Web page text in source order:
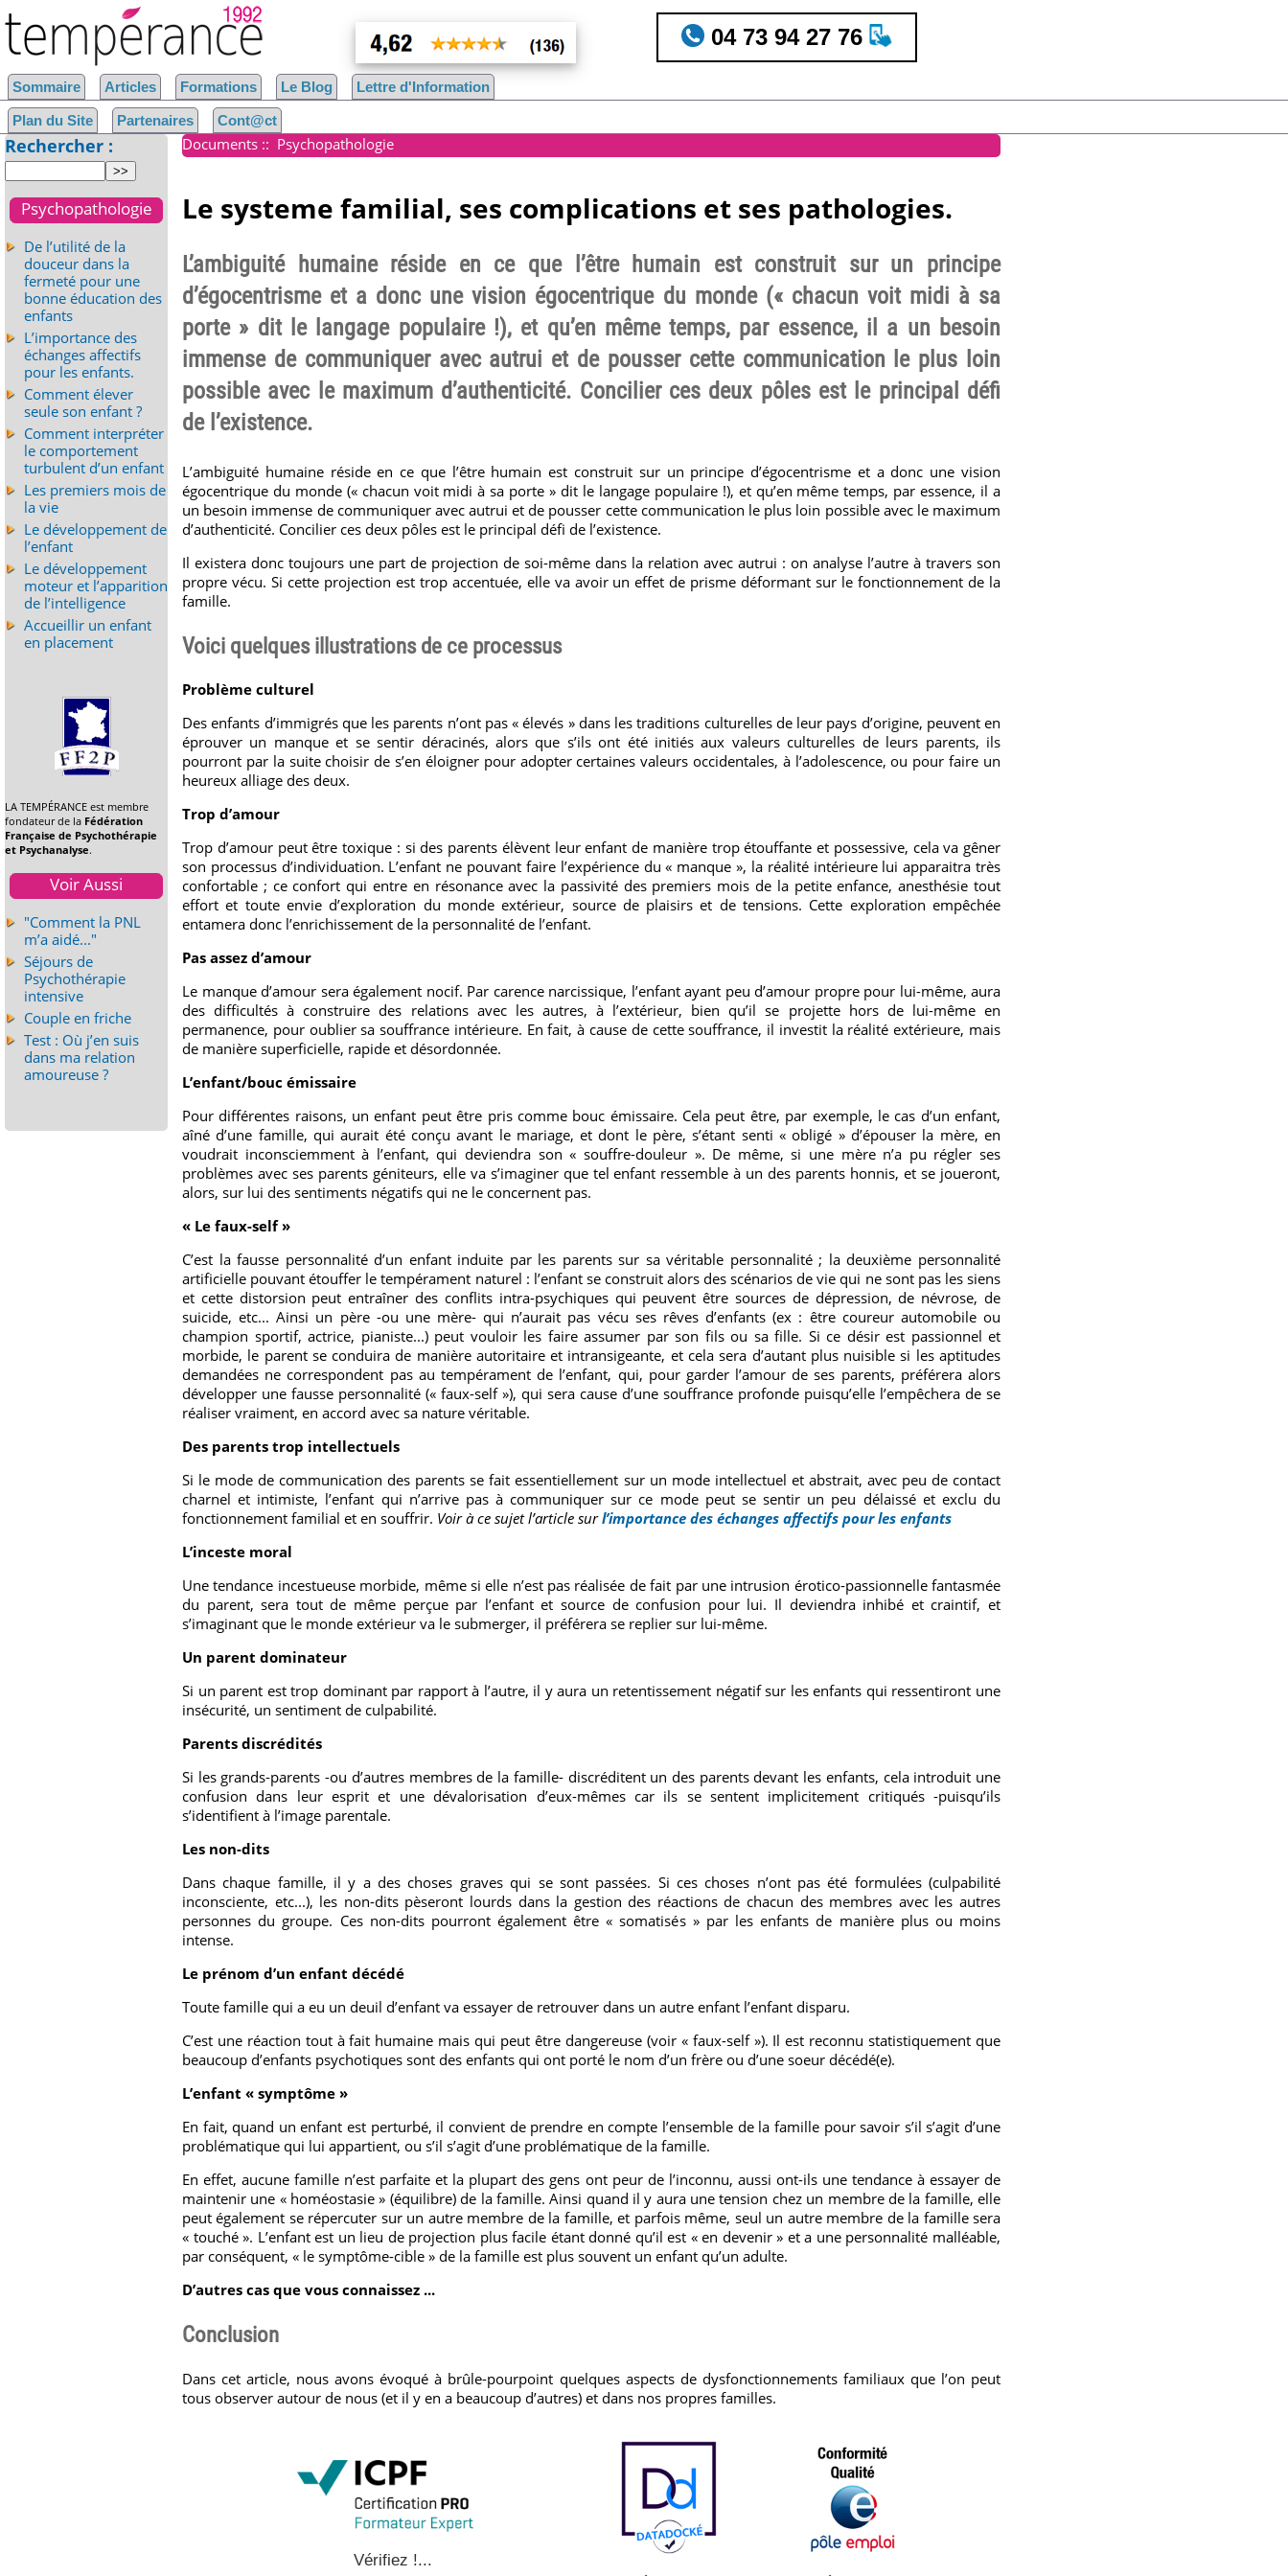
Documents :: Psychopathologie
Le systeme familial, ses complications et ses pathologies.
L’ambiguité humaine réside en ce que l’être humain est construit sur un principe
d’égocentrisme et a donc une vision égocentrique du monde (« chacun voit midi à sa
porte » dit le langage populaire !), et qu’en même temps, par essence, il a un besoin
immense de communiquer avec autrui et de pousser cette communication le plus loin
possible avec le maximum d’authenticité. Concilier ces deux pôles est le principal défi
de l’existence.
L’ambiguité humaine réside en ce que l’être humain est construit sur un principe d’égocentrisme et a donc une vision
égocentrique du monde (« chacun voit midi à sa porte » dit le langage populaire !), et qu’en même temps, par essence, il a
un besoin immense de communiquer avec autrui et de pousser cette communication le plus loin possible avec le maximum
d’authenticité. Concilier ces deux pôles est le principal défi de l’existence.
Il existera donc toujours une part de projection de soi-même dans la relation avec autrui : on analyse l’autre à travers son
propre vécu. Si cette projection est trop accentuée, elle va avoir un effet de prisme déformant sur le fonctionnement de la
famille.
Voici quelques illustrations de ce processus
Problème culturel
Des enfants d’immigrés que les parents n’ont pas « élevés » dans les traditions culturelles de leur pays d’origine, peuvent en
éprouver un manque et se sentir déracinés, alors que s’ils ont été initiés aux valeurs culturelles de leurs parents, ils
pourront par la suite choisir de s’en éloigner pour adopter certaines valeurs occidentales, à l’adolescence, ou pour faire un
heureux alliage des deux.
Trop d’amour
Trop d’amour peut être toxique : si des parents élèvent leur enfant de manière trop étouffante et possessive, cela va gêner
son processus d’individuation. L’enfant ne pouvant faire l’expérience du « manque », la réalité intérieure lui apparaitra très
confortable ; ce confort qui entre en résonance avec la passivité des premiers mois de la petite enfance, anesthésie tout
effort et toute envie d’exploration du monde extérieur, source de plaisirs et de tensions. Cette exploration empêchée
entamera donc l’enrichissement de la personnalité de l’enfant.
Pas assez d’amour
Le manque d’amour sera également nocif. Par carence narcissique, l’enfant ayant peu d’amour propre pour lui-même, aura
des difficultés à construire des relations avec les autres, à l’extérieur, bien qu’il se projette hors de lui-même en
permanence, pour oublier sa souffrance intérieure. En fait, à cause de cette souffrance, il investit la réalité extérieure, mais
de manière superficielle, rapide et désordonnée.
L’enfant/bouc émissaire
Pour différentes raisons, un enfant peut être pris comme bouc émissaire. Cela peut être, par exemple, le cas d’un enfant,
aîné d’une famille, qui aurait été conçu avant le mariage, et dont le père, s’étant senti « obligé » d’épouser la mère, en
voudrait inconsciemment à l’enfant, qui deviendra son « souffre-douleur ». De même, si une mère n’a pu régler ses
problèmes avec ses parents géniteurs, elle va s’imaginer que tel enfant ressemble à un des parents honnis, et se joueront,
alors, sur lui des sentiments négatifs qui ne le concernent pas.
« Le faux-self »
C’est la fausse personnalité d’un enfant induite par les parents sur sa véritable personnalité ; la deuxième personnalité
artificielle pouvant étouffer le tempérament naturel : l’enfant se construit alors des scénarios de vie qui ne sont pas les siens
et cette distorsion peut entraîner des conflits intra-psychiques qui peuvent être sources de dépression, de névrose, de
suicide, etc... Ainsi un père -ou une mère- qui n’aurait pas vécu ses rêves d’enfants (ex : être coureur automobile ou
champion sportif, actrice, pianiste...) peut vouloir les faire assumer par son fils ou sa fille. Si ce désir est passionnel et
morbide, le parent se conduira de manière autoritaire et intransigeante, et cela sera d’autant plus nuisible si les aptitudes
demandées ne correspondent pas au tempérament de l’enfant, qui, pour garder l’amour de ses parents, préférera alors
développer une fausse personnalité (« faux-self »), qui sera cause d’une souffrance profonde puisqu’elle l’empêchera de se
réaliser vraiment, en accord avec sa nature véritable.
Des parents trop intellectuels
Si le mode de communication des parents se fait essentiellement sur un mode intellectuel et abstrait, avec peu de contact
charnel et intimiste, l’enfant qui n’arrive pas à communiquer sur ce mode peut se sentir un peu délaissé et exclu du
fonctionnement familial et en souffrir. Voir à ce sujet l’article surl’importance des échanges affectifs pour les enfants
L’inceste moral
Une tendance incestueuse morbide, même si elle n’est pas réalisée de fait par une intrusion érotico-passionnelle fantasmée
du parent, sera tout de même perçue par l’enfant et source de confusion pour lui. Il deviendra inhibé et craintif, et
s’imaginant que le monde extérieur va le submerger, il préférera se replier sur lui-même.
Un parent dominateur
Si un parent est trop dominant par rapport à l’autre, il y aura un retentissement négatif sur les enfants qui ressentiront une
insécurité, un sentiment de culpabilité.
Parents discrédités
Si les grands-parents -ou d’autres membres de la famille- discréditent un des parents devant les enfants, cela introduit une
confusion dans leur esprit et une dévalorisation d’eux-mêmes car ils se sentent implicitement critiqués -puisqu’ils
s’identifient à l’image parentale.
Les non-dits
Dans chaque famille, il y a des choses graves qui se sont passées. Si ces choses n’ont pas été formulées (culpabilité
inconsciente, etc...), les non-dits pèseront lourds dans la gestion des réactions de chacun des membres avec les autres
personnes du groupe. Ces non-dits pourront également être « somatisés » par les enfants de manière plus ou moins
intense.
Le prénom d’un enfant décédé
Toute famille qui a eu un deuil d’enfant va essayer de retrouver dans un autre enfant l’enfant disparu.
C’est une réaction tout à fait humaine mais qui peut être dangereuse (voir « faux-self »). Il est reconnu statistiquement que
beaucoup d’enfants psychotiques sont des enfants qui ont porté le nom d’un frère ou d’une soeur décédé(e).
L’enfant « symptôme »
En fait, quand un enfant est perturbé, il convient de prendre en compte l’ensemble de la famille pour savoir s’il s’agit d’une
problématique qui lui appartient, ou s’il s’agit d’une problématique de la famille.
En effet, aucune famille n’est parfaite et la plupart des gens ont peur de l’inconnu, aussi ont-ils une tendance à essayer de
maintenir une « homéostasie » (équilibre) de la famille. Ainsi quand il y aura une tension chez un membre de la famille, elle
peut également se répercuter sur un autre membre de la famille, et parfois même, seul un autre membre de la famille sera
« touché ». L’enfant est un lieu de projection plus facile étant donné qu’il est « en devenir » et a une personnalité malléable,
par conséquent, « le symptôme-cible » de la famille est plus souvent un enfant qu’un adulte.
D’autres cas que vous connaissez ...
Conclusion
Dans cet article, nous avons évoqué à brûle-pourpoint quelques aspects de dysfonctionnements familiaux que l’on peut
tous observer autour de nous (et il y en a beaucoup d’autres) et dans nos propres familles.
Vérifiez !...
04 73 94 27 76
Sommaire Articles Formations Le Blog Lettre d'Information
Plan du Site Partenaires Cont@ct
Rechercher :
Psychopathologie
De l’utilité de la
douceur dans la
fermeté pour une
bonne éducation des
enfants
L’importance des
échanges affectifs
pour les enfants.
Comment élever
seule son enfant ?
Comment interpréter
le comportement
turbulent d’un enfant
Les premiers mois de
la vie
Le développement de
l’enfant
Le développement
moteur et l’apparition
de l’intelligence
Accueillir un enfant
en placement
LA TEMPÉRANCE est membre
fondateur de la Fédération
Française de Psychothérapie
et Psychanalyse.
Voir Aussi
"Comment la PNL
m’a aidé..."
Séjours de
Psychothérapie
intensive
Couple en friche
Test : Où j’en suis
dans ma relation
amoureuse ?